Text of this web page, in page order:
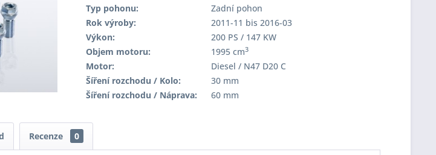
Typ pohonu:
Zadní pohon
Rok výroby:
2011-11 bis 2016-03
Výkon:
200 PS / 147 KW
Objem motoru:
1995 cm3
Motor:
Diesel / N47 D20 C
Šíření rozchodu / Kolo:
30 mm
Šíření rozchodu / Náprava:
60 mm
Recenze 0